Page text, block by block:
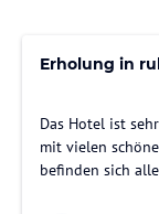
Erholung in
Das Hotel ist
mit vielen
befinden sich